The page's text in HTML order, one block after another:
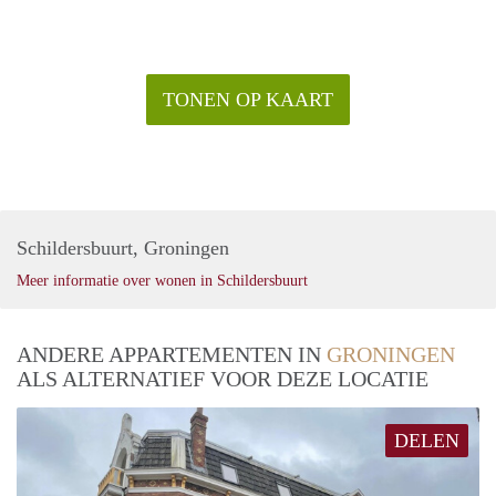
TONEN OP KAART
Schildersbuurt, Groningen
Meer informatie over wonen in Schildersbuurt
ANDERE APPARTEMENTEN IN GRONINGEN
ALS ALTERNATIEF VOOR DEZE LOCATIE
DELEN